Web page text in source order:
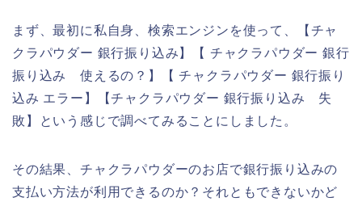
まず、最初に私自身、検索エンジンを使って、【チャ
クラパウダー 銀行振り込み】【 チャクラパウダー 銀行
振り込み 使えるの？】【 チャクラパウダー 銀行振り
込み エラー】【チャクラパウダー 銀行振り込み 失
敗】という感じで調べてみることにしました。
その結果、チャクラパウダーのお店で銀行振り込みの
支払い方法が利用できるのか？それともできないかど